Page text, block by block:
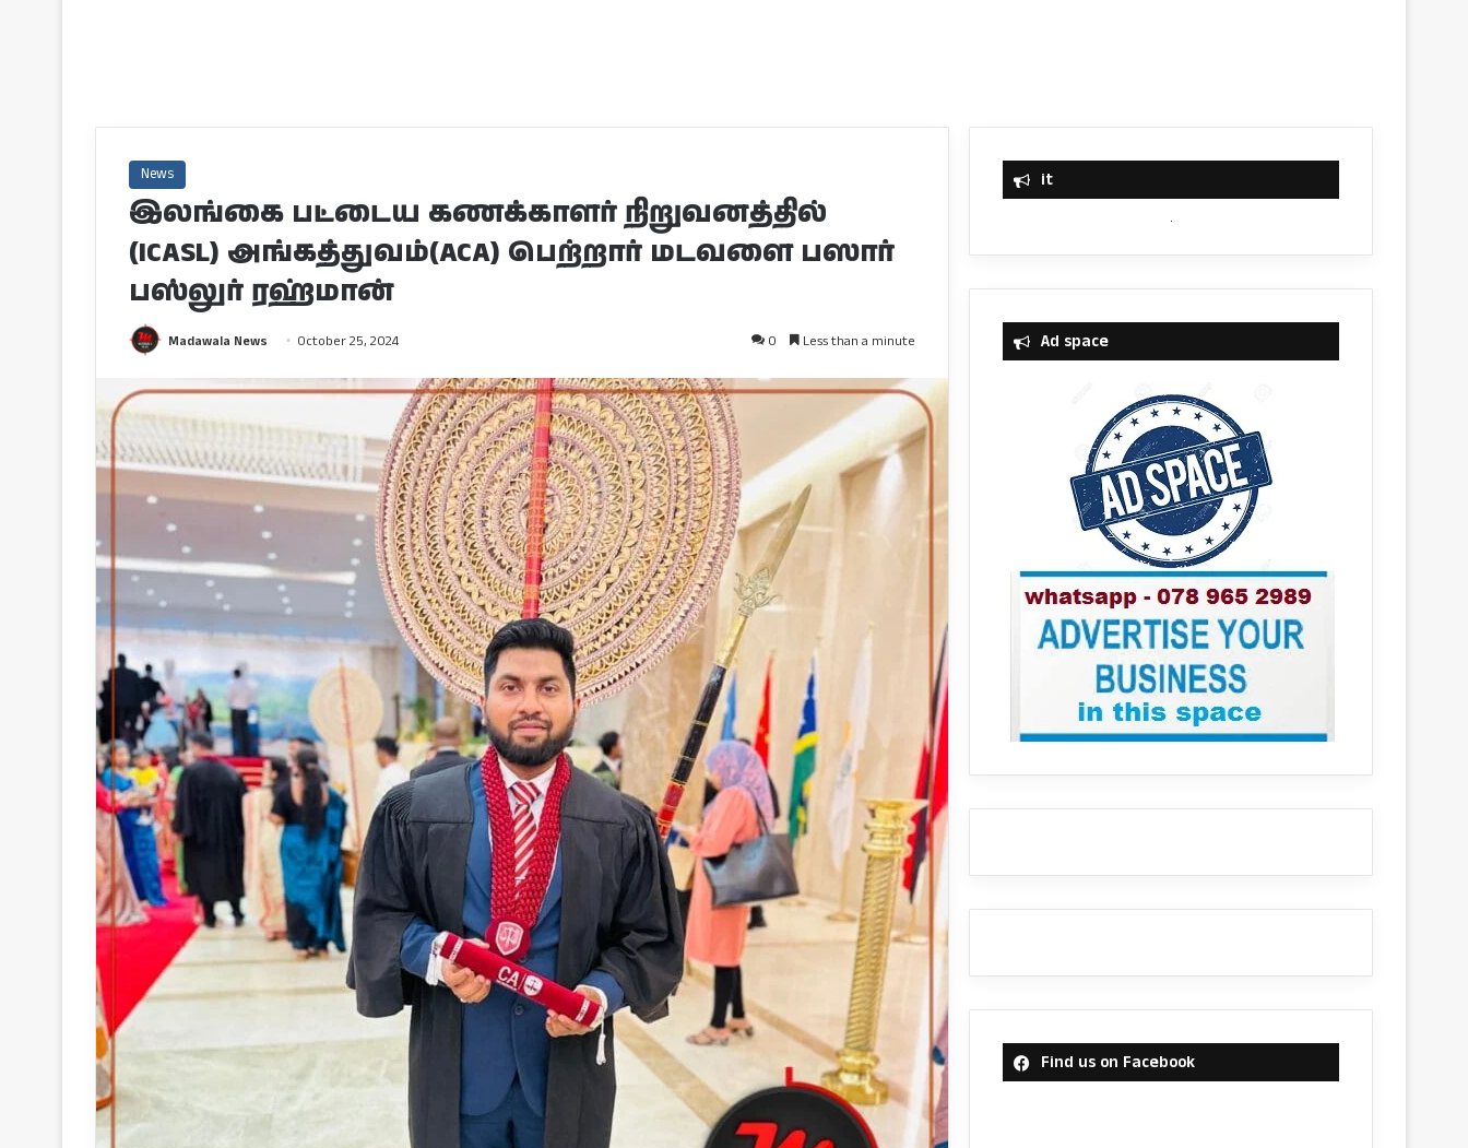
News
இலங்கை பட்டைய கணக்காளர் நிறுவனத்தில்
(ICASL) அங்கத்துவம்(ACA) பெற்றார் மடவளை பஸார்
பஸ்லுர் ரஹ்மான்
Madawala News October 25, 2024 0 Less than a minute
it
Ad space
Find us on Facebook